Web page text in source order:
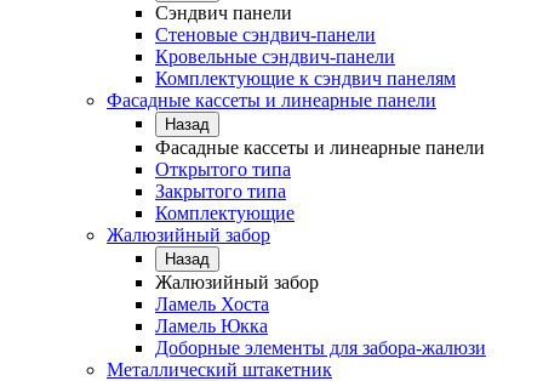
Сэндвич панели
Стеновые сэндвич-панели
Кровельные сэндвич-панели
Комплектующие к сэндвич панелям
Фасадные кассеты и линеарные панели
Назад
Фасадные кассеты и линеарные панели
Открытого типа
Закрытого типа
Комплектующие
Жалюзийный забор
Назад
Жалюзийный забор
Ламель Хоста
Ламель Юкка
Доборные элементы для забора-жалюзи
Металлический штакетник